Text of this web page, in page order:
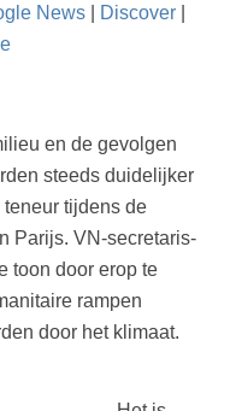
News| Discover|
en de gevolgen
steeds duidelijker
tijdens de
Parijs. VN-secretaris-
toon door erop te
rampen
door het klimaat.